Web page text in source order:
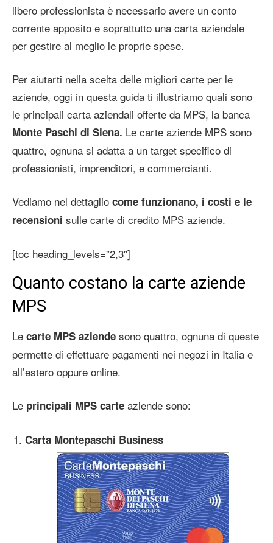
libero professionista è necessario avere un conto
corrente apposito e soprattutto una carta aziendale
per gestire al meglio le proprie spese.
Per aiutarti nella scelta delle migliori carte per le
aziende, oggi in questa guida ti illustriamo quali sono
le principali carta aziendali offerte da MPS, la banca
Monte Paschi di Siena. Le carte aziende MPS sono
quattro, ognuna si adatta a un target specifico di
professionisti, imprenditori, e commercianti.
Vediamo nel dettaglio come funzionano, i costi e le
recensioni sulle carte di credito MPS aziende.
[toc heading_levels=”2,3″]
Quanto costano la carte aziende
MPS
Le carte MPS aziende sono quattro, ognuna di queste
permette di effettuare pagamenti nei negozi in Italia e
all’estero oppure online.
Le principali MPS carte aziende sono:
Carta Montepaschi Business